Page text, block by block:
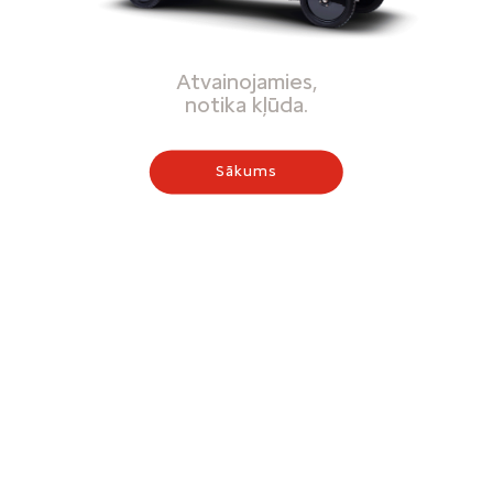
Atvainojamies,
notika kļūda.
Sākums